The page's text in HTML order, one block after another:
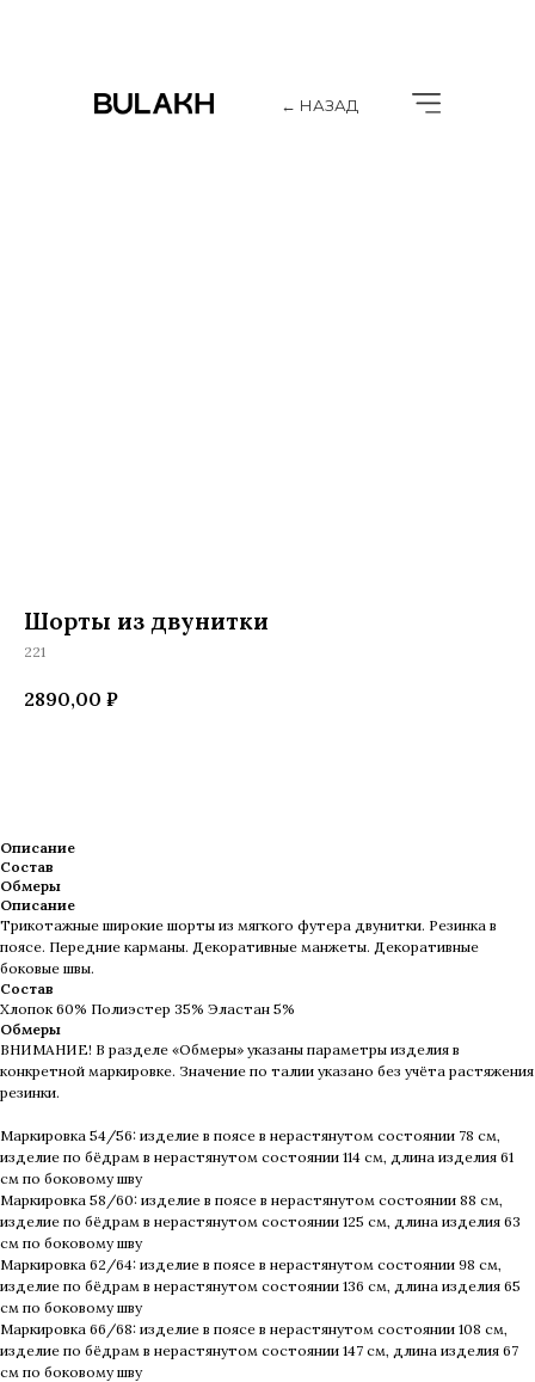
← НАЗАД
Шорты из двунитки
221
2890,00 ₽
Описание
Состав
Обмеры
Описание
Трикотажные широкие шорты из мягкого футера двунитки. Резинка в
поясе. Передние карманы. Декоративные манжеты. Декоративные
боковые швы.
Состав
Хлопок 60% Полиэстер 35% Эластан 5%
Обмеры
ВНИМАНИЕ! В разделе «Обмеры» указаны параметры изделия в
конкретной маркировке. Значение по талии указано без учёта растяжения
резинки.
Маркировка 54/56: изделие в поясе в нерастянутом состоянии 78 см,
изделие по бёдрам в нерастянутом состоянии 114 см, длина изделия 61
см по боковому шву
Маркировка 58/60: изделие в поясе в нерастянутом состоянии 88 см,
изделие по бёдрам в нерастянутом состоянии 125 см, длина изделия 63
см по боковому шву
Маркировка 62/64: изделие в поясе в нерастянутом состоянии 98 см,
изделие по бёдрам в нерастянутом состоянии 136 см, длина изделия 65
см по боковому шву
Маркировка 66/68: изделие в поясе в нерастянутом состоянии 108 см,
изделие по бёдрам в нерастянутом состоянии 147 см, длина изделия 67
см по боковому шву